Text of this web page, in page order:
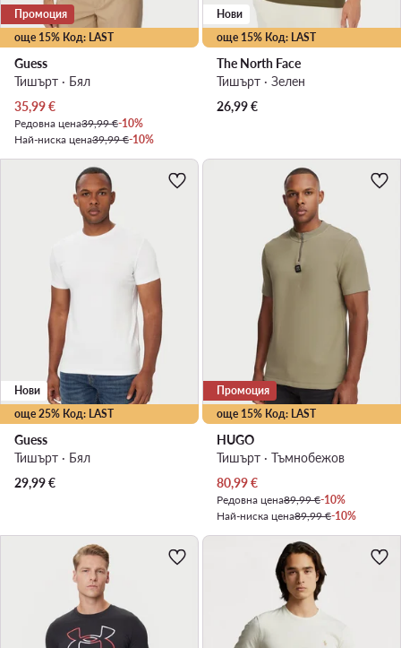
още 15% Код: LAST
Промоция
Guess
Тишърт · Бял
Актуална цена
35,99€
Редовна цена39,99 €-10%
Най-ниска цена39,99 €-10%
още 15% Код: LAST
Нови
The North Face
Тишърт · Зелен
26,99€
още 25% Код: LAST
Нови
Guess
Тишърт · Бял
29,99€
още 15% Код: LAST
Промоция
HUGO
Тишърт · Тъмнобежов
Актуална цена
80,99€
Редовна цена89,99 €-10%
Най-ниска цена89,99 €-10%